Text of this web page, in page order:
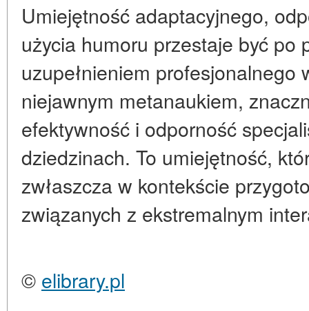
Umiejętność adaptacyjnego,
użycia humoru przestaje być po
uzupełnieniem profesjonalnego
niejawnym metanaukiem,
efektywność i odporność
dziedzinach. To umiejętność,
zwłaszcza w kontekście
związanych z ekstremalnym
© elibrary.pl